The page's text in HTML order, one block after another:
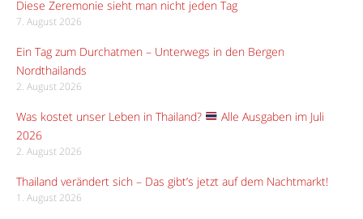
Diese Zeremonie sieht man nicht jeden Tag
7. August 2026
Ein Tag zum Durchatmen – Unterwegs in den Bergen
Nordthailands
2. August 2026
Was kostet unser Leben in Thailand?
Alle Ausgaben im Juli
2026
2. August 2026
Thailand verändert sich – Das gibt’s jetzt auf dem Nachtmarkt!
1. August 2026